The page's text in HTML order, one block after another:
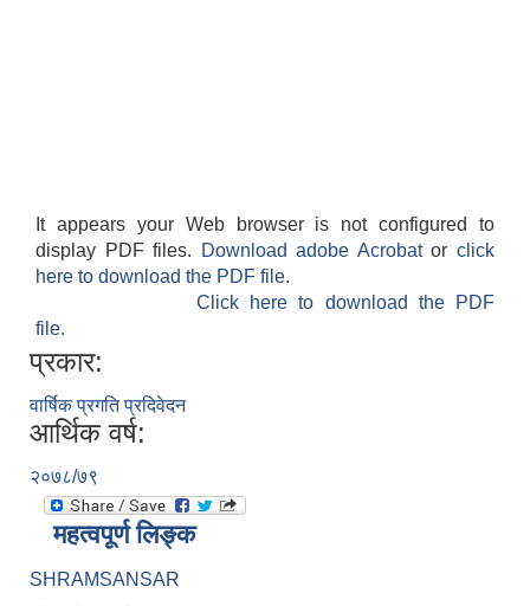
It appears your Web browser is not configured to
display PDF files.
Download adobe Acrobatorclick
here to download the PDF file.
Click here to download the PDF
file.
प्रकार:
वार्षिक प्रगति प्रदिवेदन
आर्थिक वर्ष:
२०७८/७९
महत्वपूर्ण लिङ्क
SHRAMSANSAR